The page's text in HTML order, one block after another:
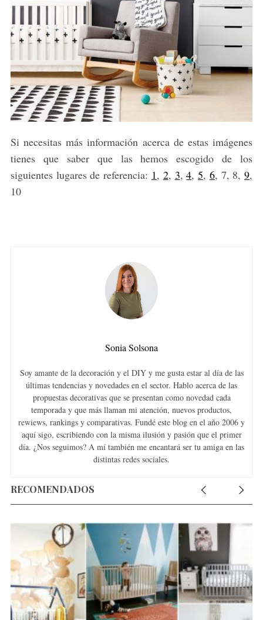
Si necesitas más información acerca de estas imágenes
tienes que saber que las hemos escogido de los
siguientes lugares de referencia: 1, 2, 3,4,5, 6, 7, 8,9,
10
Sonia Solsona
Soy amante de la decoración y el DIY y me gusta estar al día de las
últimas tendencias y novedades en el sector. Hablo acerca de las
propuestas decorativas que se presentan como novedad cada
temporada y que más llaman mi atención, nuevos productos,
rewiews, rankings y comparativas. Fundé este blog en el año 2006 y
aquí sigo, escribiendo con la misma ilusión y pasión que el primer
día. ¿Nos seguimos? A mí también me encantará ser tu amiga en las
distintas redes sociales.
RECOMENDADOS